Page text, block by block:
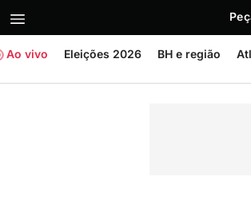
Ao vivo Eleições 2026 BH e região